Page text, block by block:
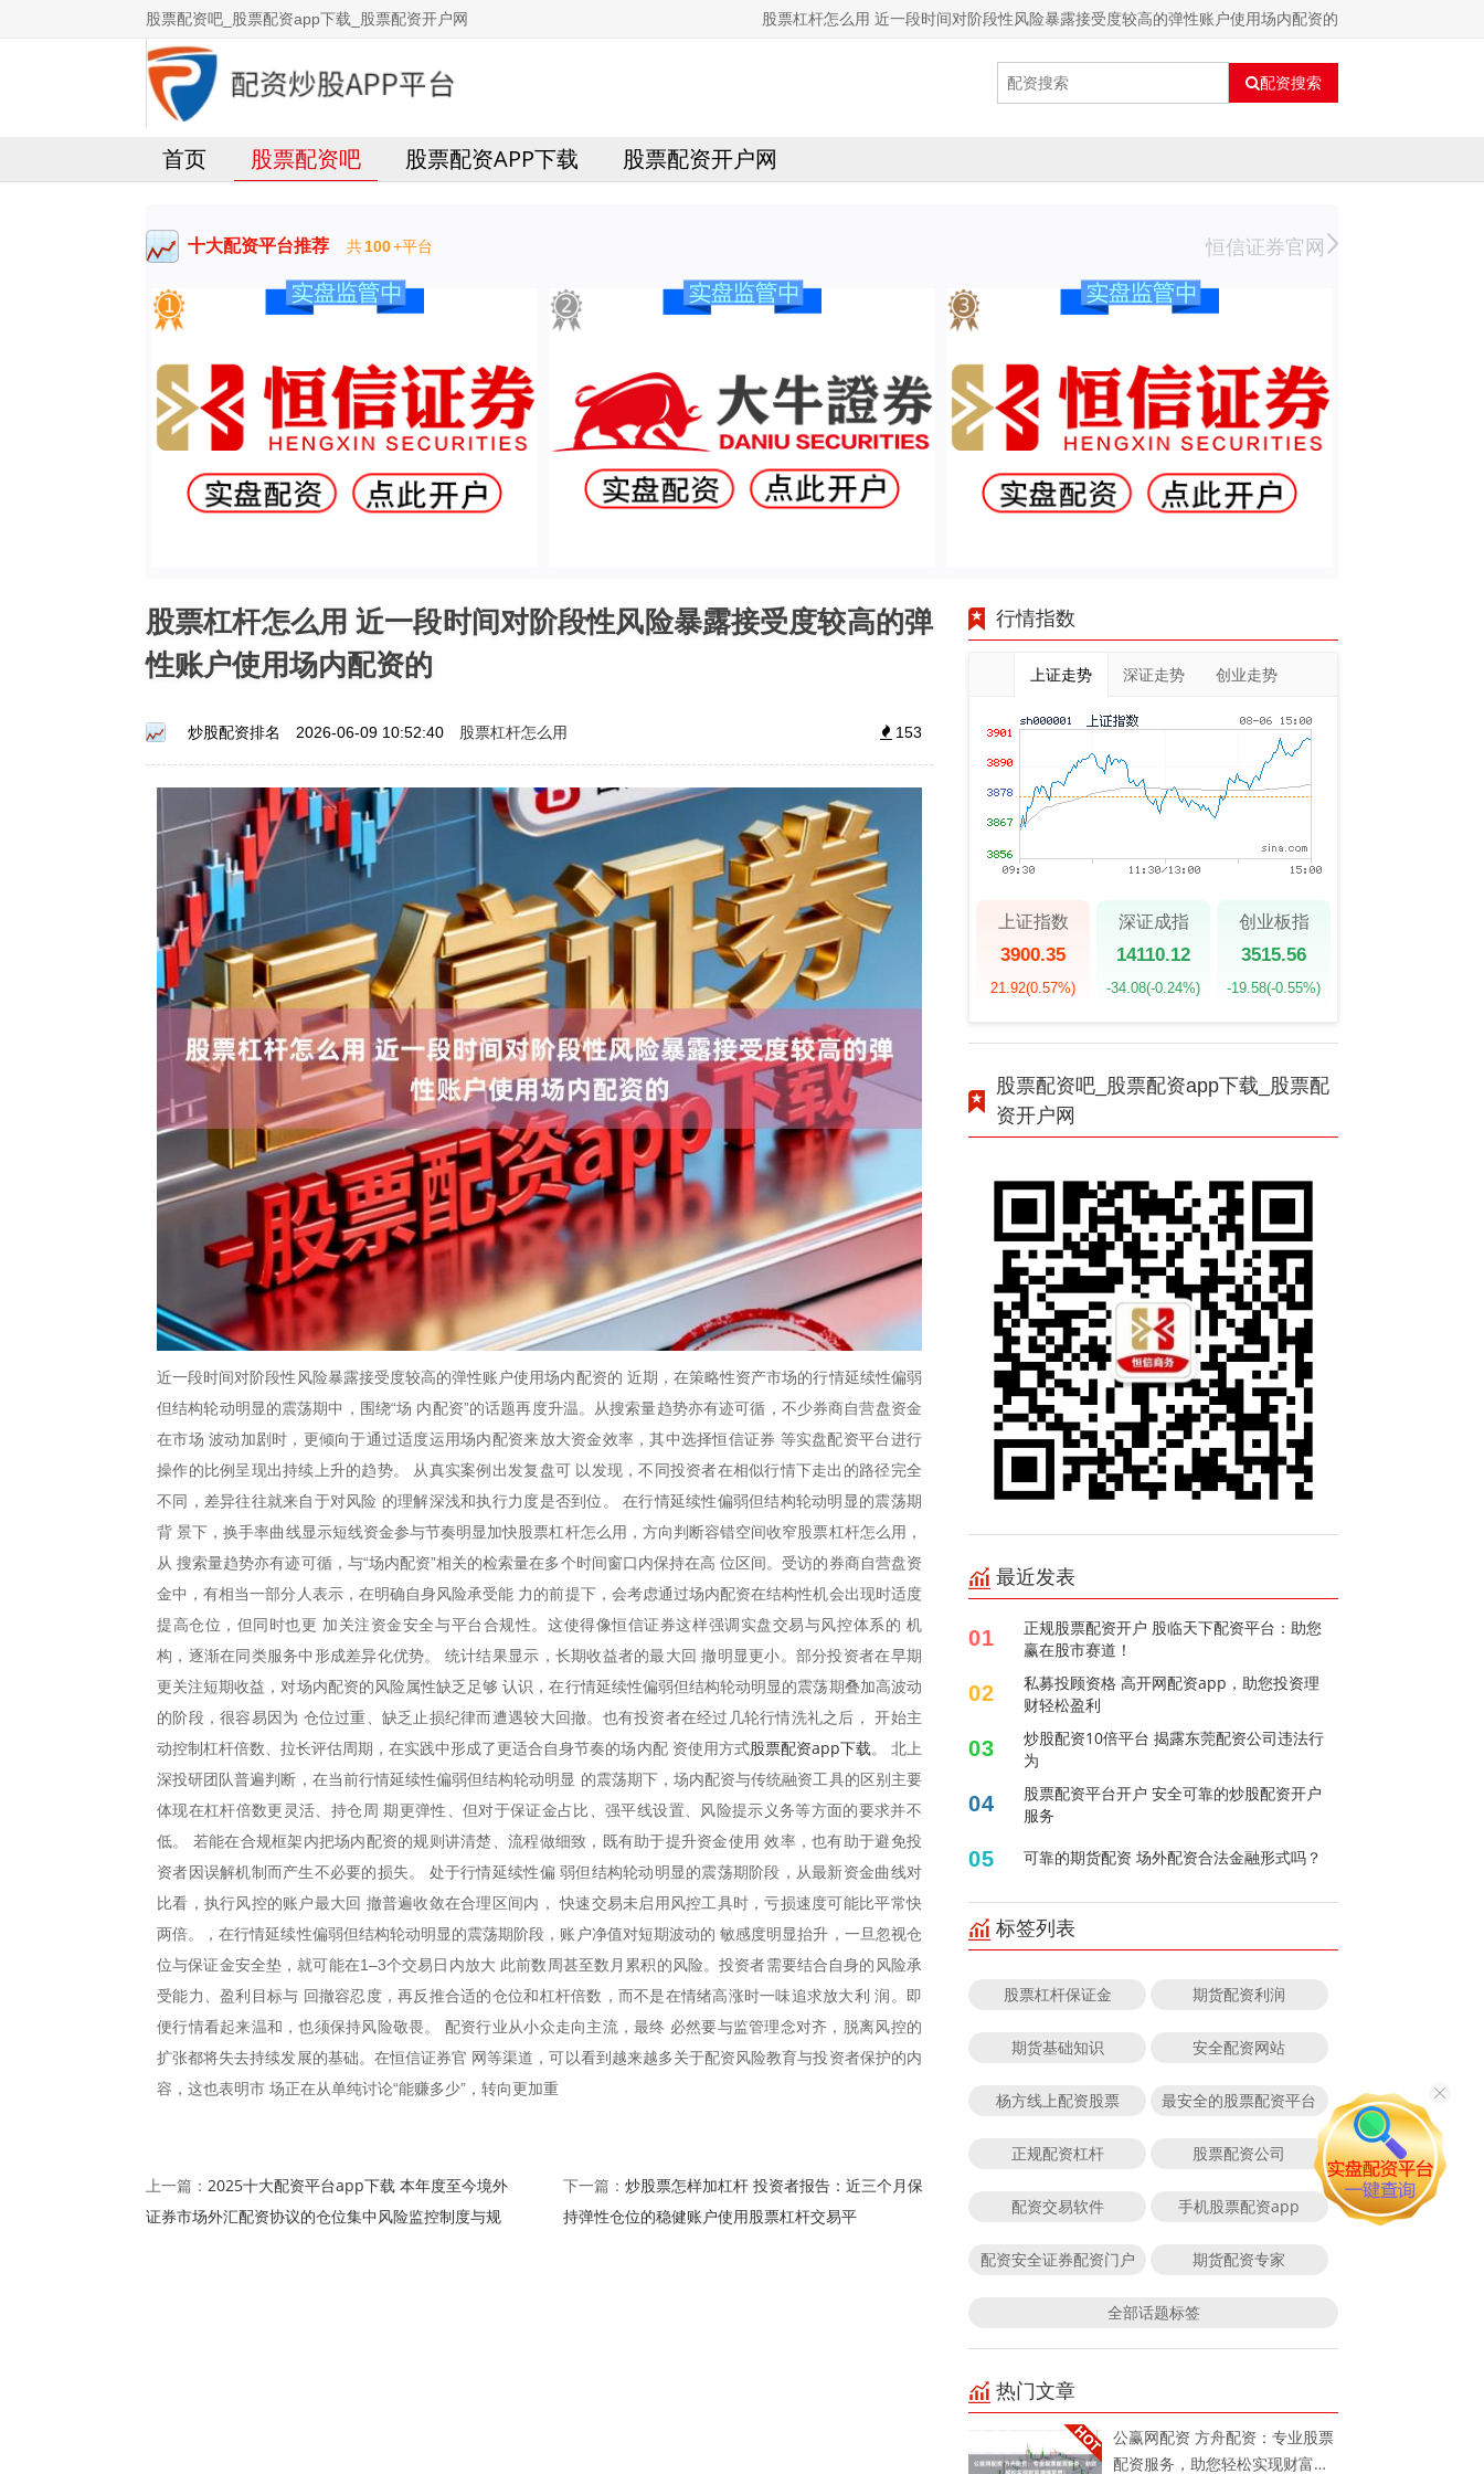
股票配资吧_股票配资app下载_股票配资开户网 股票杠杆怎么用 近一段时间对阶段性风险暴露接受度较高的弹性账户使用场内配资的
配资搜索
首页 股票配资吧 股票配资APP下载 股票配资开户网
十大配资平台推荐 共100+平台 恒信证券官网
股票杠杆怎么用 近一段时间对阶段性风险暴露接受度较高的弹
性账户使用场内配资的
炒股配资排名 2026-06-09 10:52:40 股票杠杆怎么用 153
近一段时间对阶段性风险暴露接受度较高的弹性账户使用场内配资的 近期，在策略性资产市场的行情延续性偏弱
但结构轮动明显的震荡期中，围绕“场 内配资”的话题再度升温。从搜索量趋势亦有迹可循，不少券商自营盘资金
在市场 波动加剧时，更倾向于通过适度运用场内配资来放大资金效率，其中选择恒信证券 等实盘配资平台进行
操作的比例呈现出持续上升的趋势。 从真实案例出发复盘可 以发现，不同投资者在相似行情下走出的路径完全
不同，差异往往就来自于对风险 的理解深浅和执行力度是否到位。 在行情延续性偏弱但结构轮动明显的震荡期
背 景下，换手率曲线显示短线资金参与节奏明显加快股票杠杆怎么用，方向判断容错空间收窄股票杠杆怎么用，
从 搜索量趋势亦有迹可循，与“场内配资”相关的检索量在多个时间窗口内保持在高 位区间。受访的券商自营盘资
金中，有相当一部分人表示，在明确自身风险承受能 力的前提下，会考虑通过场内配资在结构性机会出现时适度
提高仓位，但同时也更 加关注资金安全与平台合规性。这使得像恒信证券这样强调实盘交易与风控体系的 机
构，逐渐在同类服务中形成差异化优势。 统计结果显示，长期收益者的最大回 撤明显更小。部分投资者在早期
更关注短期收益，对场内配资的风险属性缺乏足够 认识，在行情延续性偏弱但结构轮动明显的震荡期叠加高波动
的阶段，很容易因为 仓位过重、缺乏止损纪律而遭遇较大回撤。也有投资者在经过几轮行情洗礼之后， 开始主
动控制杠杆倍数、拉长评估周期，在实践中形成了更适合自身节奏的场内配 资使用方式股票配资app下载。 北上
深投研团队普遍判断，在当前行情延续性偏弱但结构轮动明显 的震荡期下，场内配资与传统融资工具的区别主要
体现在杠杆倍数更灵活、持仓周 期更弹性、但对于保证金占比、强平线设置、风险提示义务等方面的要求并不
低。 若能在合规框架内把场内配资的规则讲清楚、流程做细致，既有助于提升资金使用 效率，也有助于避免投
资者因误解机制而产生不必要的损失。 处于行情延续性偏 弱但结构轮动明显的震荡期阶段，从最新资金曲线对
比看，执行风控的账户最大回 撤普遍收敛在合理区间内， 快速交易未启用风控工具时，亏损速度可能比平常快
两倍。，在行情延续性偏弱但结构轮动明显的震荡期阶段，账户净值对短期波动的 敏感度明显抬升，一旦忽视仓
位与保证金安全垫，就可能在1–3个交易日内放大 此前数周甚至数月累积的风险。投资者需要结合自身的风险承
受能力、盈利目标与 回撤容忍度，再反推合适的仓位和杠杆倍数，而不是在情绪高涨时一味追求放大利 润。即
便行情看起来温和，也须保持风险敬畏。 配资行业从小众走向主流，最终 必然要与监管理念对齐，脱离风控的
扩张都将失去持续发展的基础。在恒信证券官 网等渠道，可以看到越来越多关于配资风险教育与投资者保护的内
容，这也表明市 场正在从单纯讨论“能赚多少”，转向更加重
上一篇： 2025十大配资平台app下载 本年度至今境外
证券市场外汇配资协议的仓位集中风险监控制度与规
下一篇： 炒股票怎样加杠杆 投资者报告：近三个月保
持弹性仓位的稳健账户使用股票杠杆交易平
行情指数
上证走势 深证走势 创业走势
上证指数
3900.35
21.92(0.57%)
深证成指
14110.12
-34.08(-0.24%)
创业板指
3515.56
-19.58(-0.55%)
股票配资吧_股票配资app下载_股票配
资开户网
最近发表
01
正规股票配资开户 股临天下配资平台：助您
赢在股市赛道！
02
私募投顾资格 高开网配资app，助您投资理
财轻松盈利
03
炒股配资10倍平台 揭露东莞配资公司违法行
为
04
股票配资平台开户 安全可靠的炒股配资开户
服务
05 可靠的期货配资 场外配资合法金融形式吗？
标签列表
股票杠杆保证金 期货配资利润
期货基础知识 安全配资网站
杨方线上配资股票 最安全的股票配资平台
正规配资杠杆 股票配资公司
配资交易软件 手机股票配资app
配资安全证券配资门户 期货配资专家
全部话题标签
热门文章
公赢网配资 方舟配资：专业股票
配资服务，助您轻松实现财富增